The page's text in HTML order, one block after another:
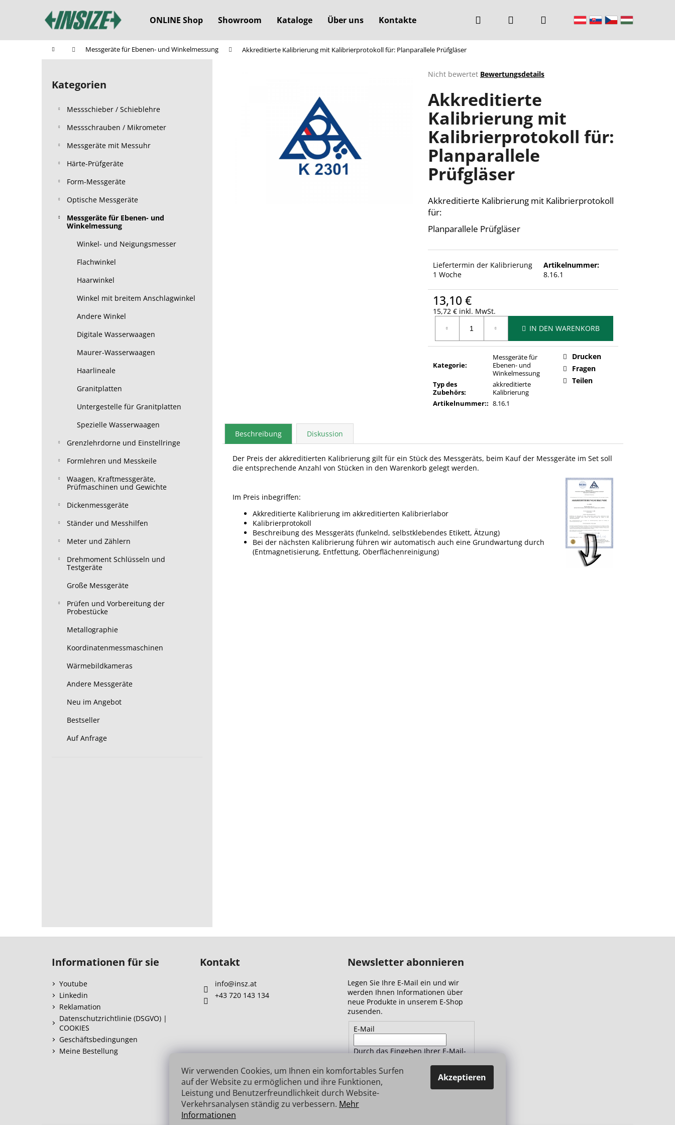
Wir verwenden Cookies, um Ihnen ein komfortables Surfen
auf der Website zu ermöglichen und ihre Funktionen,
Leistung und Benutzerfreundlichkeit durch Website-
Verkehrsanalysen ständig zu verbessern. Mehr
Informationen
Akzeptieren
ONLINE Shop Showroom Kataloge Über uns Kontakte Suchen Warenkorb
StartseiteMessgeräte für Ebenen- und Winkelmessung Akkreditierte Kalibrierung mit Kalibrierprotokoll für: Planparallele Prüfgläser
S
Kategorien
überspringen
Kategorien
Messschieber / Schieblehre
Messschrauben / Mikrometer
Messgeräte mit Messuhr
Härte-Prüfgeräte
Form-Messgeräte
Optische Messgeräte
Messgeräte für Ebenen- und
Winkelmessung
Winkel- und Neigungsmesser
Flachwinkel
Haarwinkel
Winkel mit breitem Anschlagwinkel
Andere Winkel
Digitale Wasserwaagen
Maurer-Wasserwaagen
Haarlineale
Granitplatten
Untergestelle für Granitplatten
Spezielle Wasserwaagen
Grenzlehrdorne und Einstellringe
Formlehren und Messkeile
Waagen, Kraftmessgeräte,
Prüfmaschinen und Gewichte
Dickenmessgeräte
Ständer und Messhilfen
Meter und Zählern
Drehmoment Schlüsseln und
Testgeräte
Große Messgeräte
Prüfen und Vorbereitung der
Probestücke
Metallographie
Koordinatenmessmaschinen
Wärmebildkameras
Andere Messgeräte
Neu im Angebot
Bestseller
Auf Anfrage
Die
Produktbewertung
ist
0,0
von
5
Sternen.
Nicht bewertet Bewertungsdetails
Akkreditierte
Kalibrierung mit
Kalibrierprotokoll für:
Planparallele
Prüfgläser
Akkreditierte Kalibrierung mit Kalibrierprotokoll
für:
Planparallele Prüfgläser
Liefertermin der Kalibrierung
1 Woche
Artikelnummer:
8.16.1
13,10 €
15,72 € inkl. MwSt.
IN DEN WARENKORB
Kategorie:
Messgeräte für
Ebenen- und
Winkelmessung
Typ des
Zubehörs:
akkreditierte
Kalibrierung
Artikelnummer:: 8.16.1
Drucken
Fragen
Teilen
Beschreibung Diskussion
Der Preis der akkreditierten Kalibrierung gilt für ein Stück des Messgeräts, beim Kauf der Messgeräte im Set soll
die entsprechende Anzahl von Stücken in den Warenkorb gelegt werden.
Im Preis inbegriffen:
Akkreditierte Kalibrierung im akkreditierten Kalibrierlabor
Kalibrierprotokoll
Beschreibung des Messgeräts (funkelnd, selbstklebendes Etikett, Ätzung)
Bei der nächsten Kalibrierung führen wir automatisch auch eine Grundwartung durch
(Entmagnetisierung, Entfettung, Oberflächenreinigung)
e
Zurück
zum
Zurück
zum
Was suchen Sie?
Wir empfehlen
Informationen für sie
Youtube
Linkedin
Reklamation
Datenschutzrichtlinie (DSGVO) |
COOKIES
Geschäftsbedingungen
Meine Bestellung
Kontakt
info@insz.at
+43 720 143 134
Newsletter abonnieren
Legen Sie Ihre E-Mail ein und wir
werden Ihnen Informationen über
neue Produkte in unserem E-Shop
zusenden.
E-Mail
Durch das Eingeben Ihrer E-Mail-
Datenschutzbestimmungen zu.
ANMELDEN